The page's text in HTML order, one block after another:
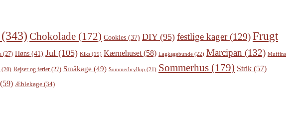
(343) Chokolade (172) Cookies (37) DIY(95) festlige kager(129)Frugt
(27) Høns (41) Jul (105) Kiks (19) Kærnehuset (58) Lagkagebunde (22) Marcipan (132) Muffins
(20) Rejser og ferier (27) Småkage (49) Sommerbryllup (21) Sommerhus (179) Strik (57)
(59) Æblekage (34)